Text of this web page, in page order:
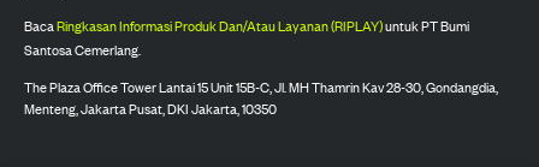
BacaRingkasan Informasi Produk Dan/Atau Layanan (RIPLAY)untuk PT Bumi
Santosa Cemerlang.
The Plaza Office Tower Lantai 15 Unit 15B-C, Jl. MH Thamrin Kav 28-30, Gondangdia,
Menteng, Jakarta Pusat, DKI Jakarta, 10350